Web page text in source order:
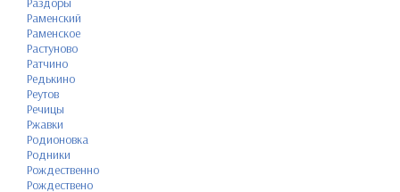
Раменский
Раменское
Растуново
Ратчино
Редькино
Реутов
Речицы
Ржавки
Родионовка
Родники
Рождественно
Рождествено